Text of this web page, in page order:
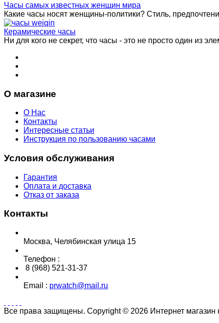
Часы самых известных женщин мира
Какие часы носят женщины-политики? Стиль,
Керамические часы
Ни для кого не секрет, что часы - это не просто один из
О магазине
О Нас
Контакты
Интересные статьи
Инструкция по пользованию часами
Условия обслуживания
Гарантия
Оплата и доставка
Отказ от заказа
Контакты
Москва, Челябинская улица 15
Телефон :
8 (968) 521-31-37
Email : prwatch@mail.ru
Все права защищены. Copyright © 2026 Интернет магазин